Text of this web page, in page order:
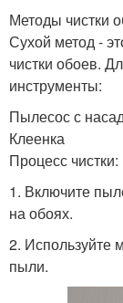
Методы чистки
Сухой метод -
чистки обоев.
инструменты:
Пылесос с
Клеенка
Процесс чистки:
1. Включите
на обоях.
2. Используйте
пыли.